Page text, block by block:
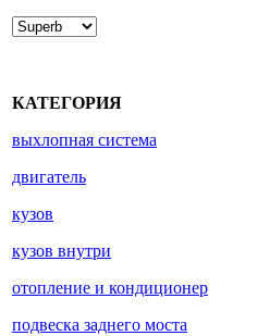
КАТЕГОРИЯ
выхлопная система
двигатель
кузов
кузов внутри
отопление и кондиционер
подвеска заднего моста